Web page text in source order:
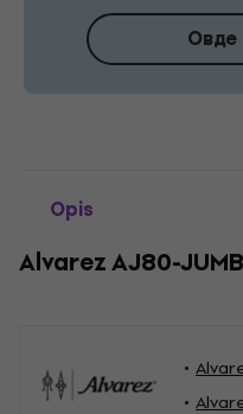
Овде
Opis
Alvarez AJ80-